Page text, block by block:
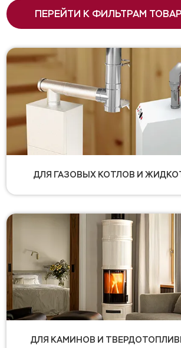
ПЕРЕЙТИ К ФИЛЬТРАМ
ДЛЯ ГАЗОВЫХ КОТЛОВ И
ДЛЯ КАМИНОВ И